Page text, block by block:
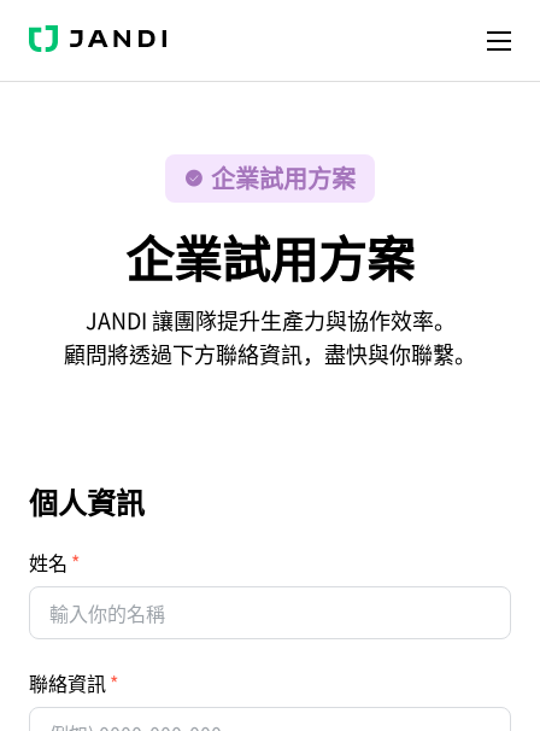
J
N
企業試用方案
企業試用方案
JANDI 讓團隊提升生產力與協作效率。
顧問將透過下方聯絡資訊，盡快與你聯繫。
個人資訊
姓名
聯絡資訊